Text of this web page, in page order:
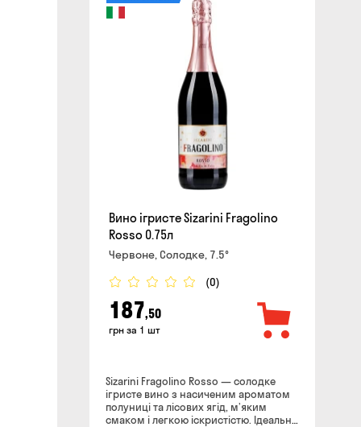
Вино ігристе Sizarini Fragolino
Rosso 0.75л
Червоне, Солодке, 7.5°
(0)
187,50
грн за 1 шт
Sizarini Fragolino Rosso — солодке
ігристе вино з насиченим ароматом
полуниці та лісових ягід, м’яким
смаком і легкою іскристістю. Ідеально